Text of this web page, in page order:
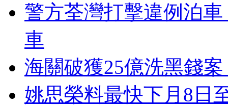
警方荃灣打擊違例泊
車
海關破獲25億洗黑錢
姚思榮料最快下月8日